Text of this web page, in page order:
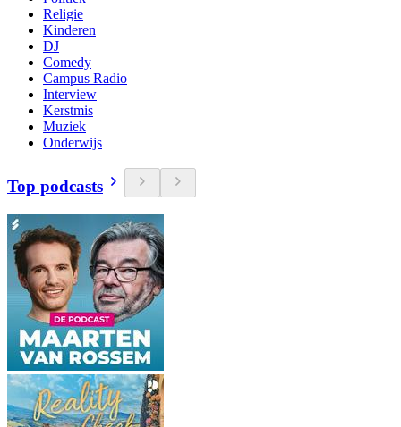
Religie
Kinderen
DJ
Comedy
Campus Radio
Interview
Kerstmis
Muziek
Onderwijs
Top podcasts